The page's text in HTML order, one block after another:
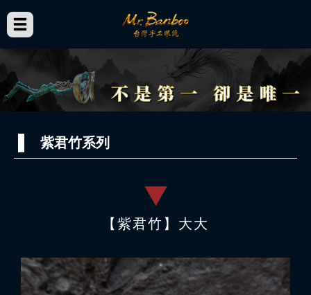
紫君竹系列
【紫君竹】大大